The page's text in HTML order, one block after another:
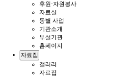
후원·자원봉사
자료실
동별 사업
기관소개
부설기관
홈페이지
자료집
갤러리
자료집